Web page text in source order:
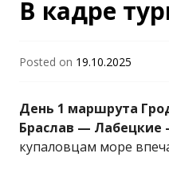
В кадре
Posted on 19.10.2025
День 1 маршрута
Браслав — Лабецкие
купаловцам море